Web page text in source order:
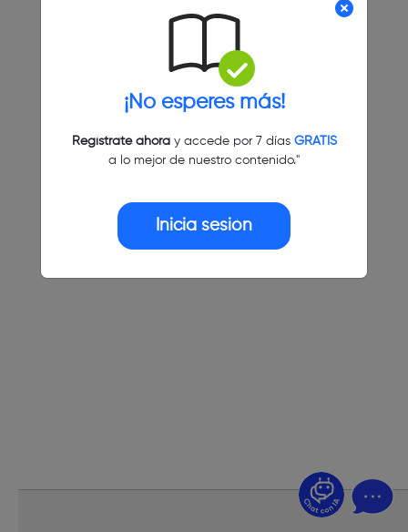
¡No esperes más!
Regístrate ahoray accede por 7 días GRATIS
a lo mejor de nuestro contenido."
Inicia sesión